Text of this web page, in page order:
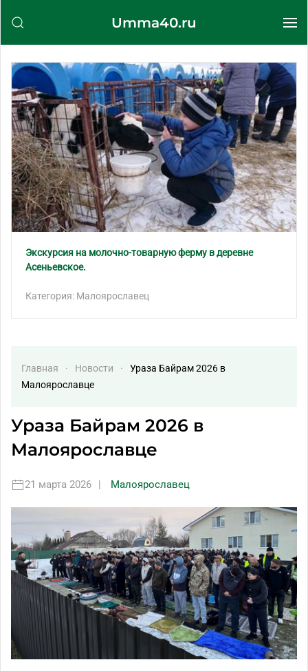
Umma40.ru
Экскурсия на молочно-товарную ферму в деревне
Асеньевское.
Категория: Малоярославец
Главная Новости
Ураза Байрам 2026 в
Малоярославце
Ураза Байрам 2026 в
Малоярославце
21 марта 2026 Малоярославец